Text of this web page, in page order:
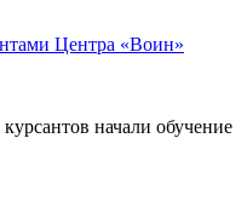
Центра «Воин»
начали обучение